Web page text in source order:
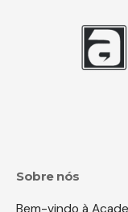
Sobre nós
Bem-vindo à